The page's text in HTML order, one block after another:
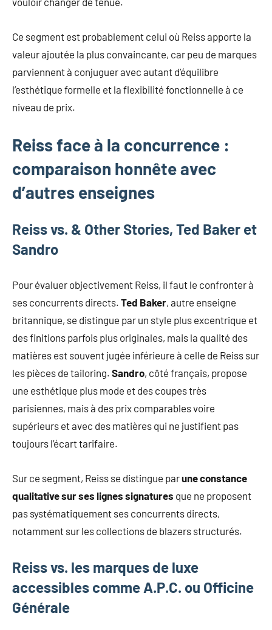
Ce segment est probablement celui où Reiss apporte la
valeur ajoutée la plus convaincante, car peu de marques
parviennent à conjuguer avec autant d’équilibre
l’esthétique formelle et la flexibilité fonctionnelle à ce
niveau de prix.
Reiss face à la concurrence :
comparaison honnête avec
d’autres enseignes
Reiss vs. & Other Stories, Ted Baker et
Sandro
Pour évaluer objectivement Reiss, il faut le confronter à
ses concurrents directs. Ted Baker, autre enseigne
britannique, se distingue par un style plus excentrique et
des finitions parfois plus originales, mais la qualité des
matières est souvent jugée inférieure à celle de Reiss sur
les pièces de tailoring. Sandro, côté français, propose
une esthétique plus mode et des coupes très
parisiennes, mais à des prix comparables voire
supérieurs et avec des matières qui ne justifient pas
toujours l’écart tarifaire.
Sur ce segment, Reiss se distingue parune constance
qualitative sur ses lignes signatures que ne proposent
pas systématiquement ses concurrents directs,
notamment sur les collections de blazers structurés.
Reiss vs. les marques de luxe
accessibles comme A.P.C. ou Officine
Générale